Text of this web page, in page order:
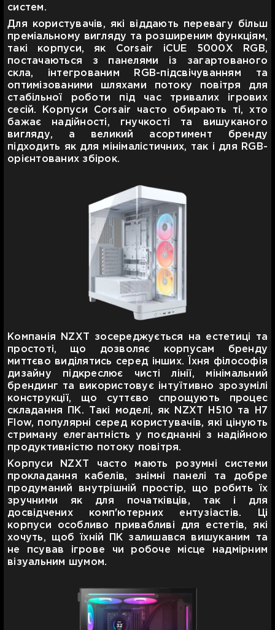
систем.
Для користувачів, які віддають перевагу більш
преміальному вигляду та розширеним функціям,
такі корпуси, як Corsair iCUE 5000X RGB,
постачаються з панелями із загартованого
скла, інтегрованим RGB-підсвічуванням та
оптимізованими шляхами потоку повітря для
стабільної роботи під час тривалих ігрових
сесій. Корпуси Corsair часто обирають ті, хто
бажає надійності, гнучкості та вишуканого
вигляду, а великий асортимент бренду
підходить як для мінімалістичних, так і для RGB-
орієнтованих збірок.
Компанія NZXT зосереджується на естетиці та
простоті, що дозволяє корпусам бренду
миттєво виділятись серед інших. Їхня філософія
дизайну підкреслює чисті лінії, мінімальний
брендинг та використовує інтуїтивно зрозумілі
конструкції, що суттєво спрощують процес
складання ПК. Такі моделі, як NZXT H510 та H7
Flow, популярні серед користувачів, які цінують
стриману елегантність у поєднанні з надійною
продуктивністю потоку повітря.
Корпуси NZXT часто мають розумні системи
прокладання кабелів, знімні панелі та добре
продуманий внутрішній простір, що робить їх
зручними як для початківців, так і для
досвідчених комп'ютерних ентузіастів. Ці
корпуси особливо привабливі для естетів, які
хочуть, щоб їхній ПК залишався вишуканим та
не псував ігрове чи робоче місце надмірним
візуальним шумом.